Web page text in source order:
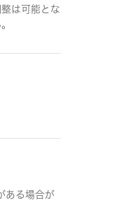
は可能とな
ある場合が